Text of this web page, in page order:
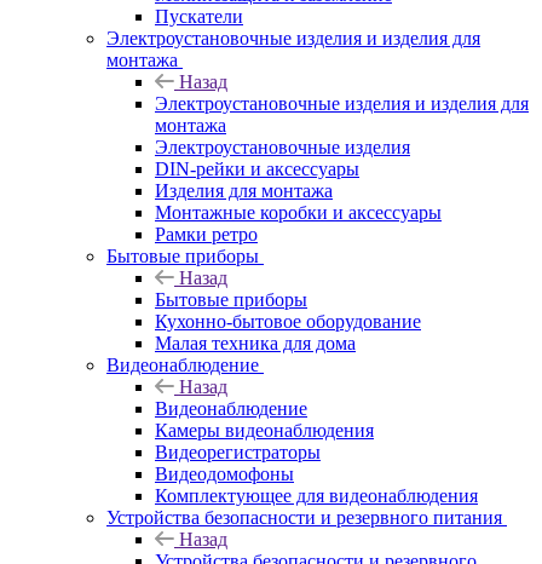
Пускатели
Электроустановочные изделия и изделия для
монтажа
Назад
Электроустановочные изделия и изделия для
монтажа
Электроустановочные изделия
DIN-рейки и аксессуары
Изделия для монтажа
Монтажные коробки и аксессуары
Рамки ретро
Бытовые приборы
Назад
Бытовые приборы
Кухонно-бытовое оборудование
Малая техника для дома
Видеонаблюдение
Назад
Видеонаблюдение
Камеры видеонаблюдения
Видеорегистраторы
Видеодомофоны
Комплектующее для видеонаблюдения
Устройства безопасности и резервного питания
Назад